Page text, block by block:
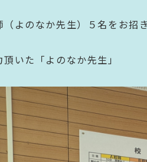
よのなか先生）５名をお招
いた「よのなか先生」